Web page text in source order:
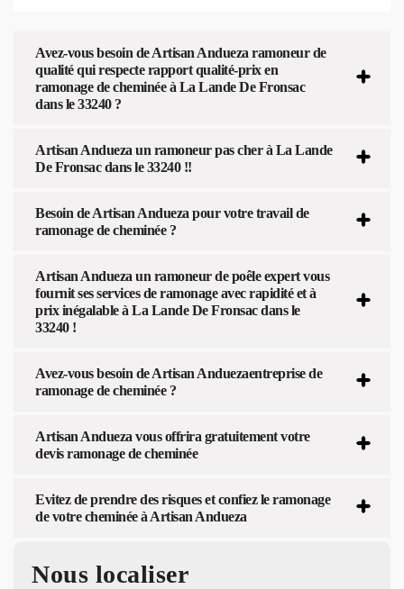
Avez-vous besoin de Artisan Andueza ramoneur de
qualité qui respecte rapport qualité-prix en
ramonage de cheminée à La Lande De Fronsac
dans le 33240 ?
Artisan Andueza un ramoneur pas cher à La Lande
De Fronsac dans le 33240 !!
Besoin de Artisan Andueza pour votre travail de
ramonage de cheminée ?
Artisan Andueza un ramoneur de poêle expert vous
fournit ses services de ramonage avec rapidité et à
prix inégalable à La Lande De Fronsac dans le
33240 !
Avez-vous besoin de Artisan Anduezaentreprise de
ramonage de cheminée ?
Artisan Andueza vous offrira gratuitement votre
devis ramonage de cheminée
Evitez de prendre des risques et confiez le ramonage
de votre cheminée à Artisan Andueza
Nous localiser